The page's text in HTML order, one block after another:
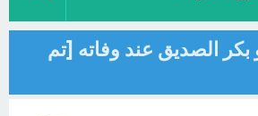
الصديق عند وفاته [تم